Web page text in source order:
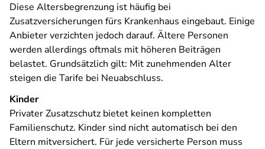
Diese Altersbegrenzung ist häufig bei
Zusatzversicherungen fürs Krankenhaus eingebaut. Einige
Anbieter verzichten jedoch darauf. Ältere Personen
werden allerdings oftmals mit höheren Beiträgen
belastet. Grundsätzlich gilt: Mit zunehmenden Alter
steigen die Tarife bei Neuabschluss.
Kinder
Privater Zusatzschutz bietet keinen kompletten
Familienschutz. Kinder sind nicht automatisch bei den
Eltern mitversichert. Für jede versicherte Person muss